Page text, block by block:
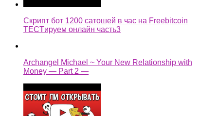
Скрипт бот 1200 сатошей в час на Freebitcoin
TECTируем онлайн часть3
Archangel Michael ~ Your New Relationship with
Money — Part 2 —